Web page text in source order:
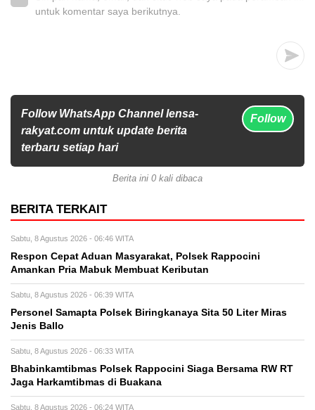
untuk komentar saya berikutnya.
Follow WhatsApp Channel lensa-
rakyat.com untuk update berita
terbaru setiap hari
Follow
Berita ini 0 kali dibaca
BERITA TERKAIT
Sabtu, 8 Agustus 2026 - 06:46 WITA
Respon Cepat Aduan Masyarakat, Polsek Rappocini
Amankan Pria Mabuk Membuat Keributan
Sabtu, 8 Agustus 2026 - 06:39 WITA
Personel Samapta Polsek Biringkanaya Sita 50 Liter Miras
Jenis Ballo
Sabtu, 8 Agustus 2026 - 06:33 WITA
Bhabinkamtibmas Polsek Rappocini Siaga Bersama RW RT
Jaga Harkamtibmas di Buakana
Sabtu, 8 Agustus 2026 - 06:24 WITA